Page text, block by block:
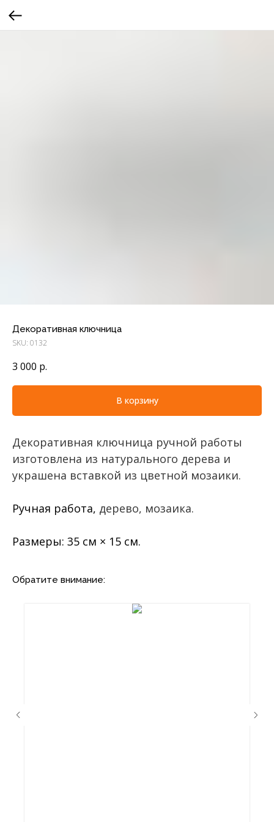
Декоративная ключница
SKU: 0132
3 000 р.
В корзину
Декоративная ключница ручной работы
изготовлена из натурального дерева и
украшена вставкой из цветной мозаики.
Ручная работа, дерево, мозаика.
Размеры: 35 см × 15 см.
Обратите внимание: